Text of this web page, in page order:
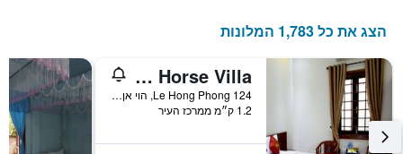
הצג את כל 1,783 המלונות
Hoi An Golden Horse Villa
124 Le Hong Phong, הוי אן, וייטנאם
1.2 ק״מ ממרכז העיר